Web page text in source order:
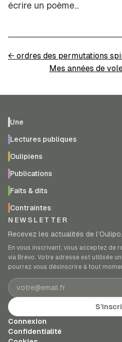
écrire un poème...
← ordres des permutations
Mes années de
Une
Lectures publiques
Oulipiens
Publications
Faits & dits
Contraintes
NEWSLETTER
Recevez les actualités de l’Oulipo.
En vous inscrivant, vous acceptez de
via Brevo. Votre adresse est utilisée
pourrez vous désinscrire à tout
Adresse e-mail
Connexion
Confidentialité